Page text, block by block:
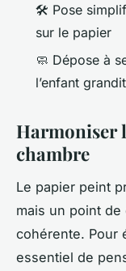
🛠️ Pose
sur le papier
🧼 Dépose à
l’enfant grandit
Harmoniser
chambre
Le papier peint
mais un point
cohérente. Pour
essentiel de